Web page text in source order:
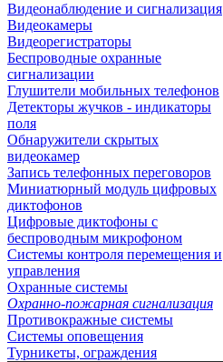
Видеонаблюдение и сигнализация
Видеокамеры
Видеорегистраторы
Беспроводные охранные
сигнализации
Глушители мобильных телефонов
Детекторы жучков - индикаторы
поля
Обнаружители скрытых
видеокамер
Запись телефонных переговоров
Миниатюрный модуль цифровых
диктофонов
Цифровые диктофоны с
беспроводным микрофоном
Системы контроля перемещения и
управления
Охранные системы
Охранно-пожарная сигнализация
Противокражные системы
Системы оповещения
Турникеты, ограждения